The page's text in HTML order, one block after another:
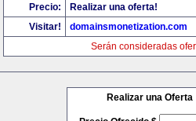
Precio:
Realizar una oferta!
Visitar!
domainsmonetization.com
Serán consideradas
Realizar una Oferta